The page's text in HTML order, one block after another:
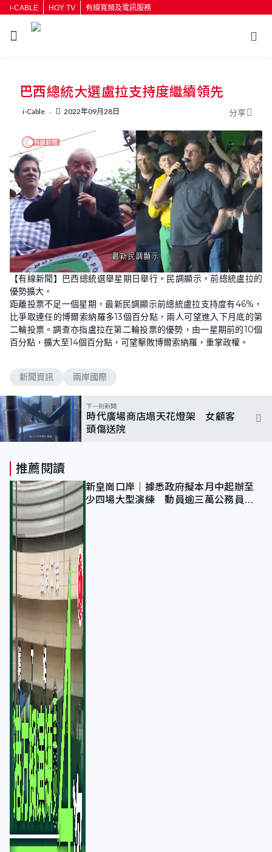
i-CABLE HOY TV 有線寬頻及電訊服務
巴西總統大選盧拉支持度繼續領先
i-Cable 2022年09月28日 分享
U
n
m
e
L
o
a
d
:
1
0
0
.
0
【有線新聞】巴西總統選舉星期日舉行。民調顯示，前總統盧拉的
優勢擴大。
距離投票不足一個星期，最新民調顯示前總統盧拉支持度有46%，
比爭取連任的博爾索納羅多13個百分點，兩人可望進入下月底的第
二輪投票。調查亦指盧拉在第二輪投票的優勢，由一星期前的10個
百分點，擴大至14個百分點，可望擊敗博爾索納羅，重掌政權。
新聞資訊 兩岸國際
下一則新聞
時代廣場商店塌天花燈架 女顧客
頭傷送院
推薦閱讀
新皇崗口岸｜據悉政府擬本月中起辦至
少四場大型演練 動員逾三萬公務員人